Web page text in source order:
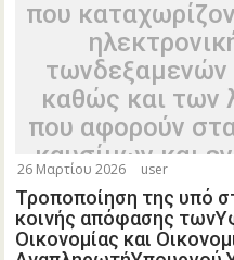
που
καθώς και των
που αφορούν
καυσίμων και
χρήσης της
του ν. 4070/
Δεξαμενών
26 Μαρτίου 2026 user
Τροποποίηση της υπό
κοινής απόφασης
Οικονομίας και